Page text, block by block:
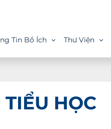
Tin Bổ Ích Thư Viện
🎉🎉 🏆 Những
Gala tổng
HỌC